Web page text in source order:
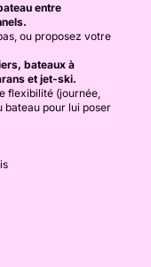
entre
ou proposez votre
bateaux à
et jet-ski.
flexibilité (journée,
bateau pour lui poser